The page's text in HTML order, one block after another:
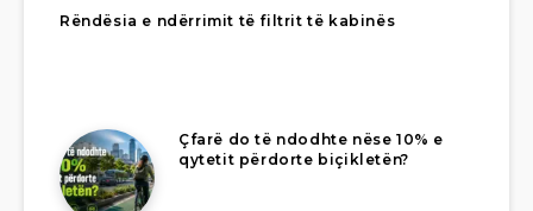
Rëndësia e ndërrimit të filtrit të kabinës
Çfarë do të ndodhte nëse 10% e
qytetit përdorte biçikletën?